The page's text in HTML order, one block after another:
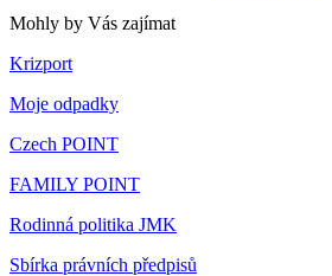
Mohly by Vás zajímat
Krizport
Moje odpadky
Czech POINT
FAMILY POINT
Rodinná politika JMK
Sbírka právních předpisů